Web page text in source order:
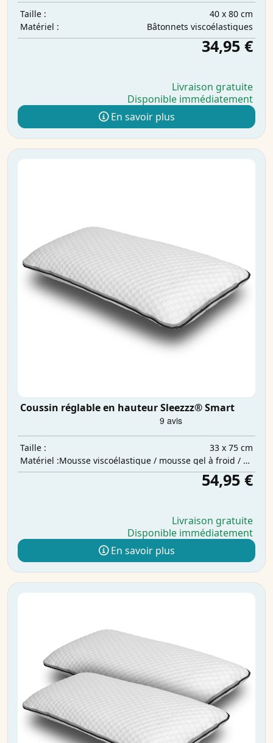
Taille :
40 x 80 cm
Matériel :
Bâtonnets viscoélastiques
34,95 €
Livraison gratuite
Disponible immédiatement
En savoir plus
Coussin réglable en hauteur Sleezzz® Smart
Taille :
33 x 75 cm
Matériel :
Mousse viscoélastique / mousse gel à froid / ouate de polyester
54,95 €
Livraison gratuite
Disponible immédiatement
En savoir plus